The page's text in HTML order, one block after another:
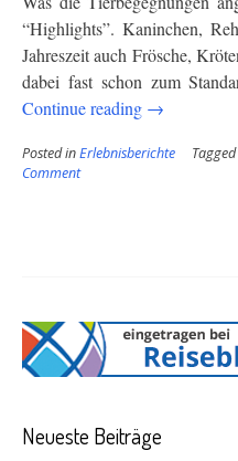
“Highlights”. Kaninchen,
Jahreszeit auch Frösche,
dabei fast schon zum
Continue reading “Eine
der
→
Posted inErlebnisberichte Tagged
Comment
Neueste Beiträge